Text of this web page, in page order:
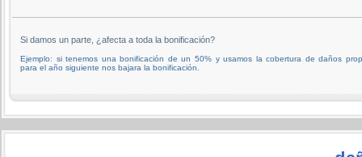
Si damos un parte, ¿afecta a toda la bonificación?
Ejemplo: si tenemos una bonificación de un 50% y usamos la cobertura de daños
para el año siguiente nos bajara la bonificación.